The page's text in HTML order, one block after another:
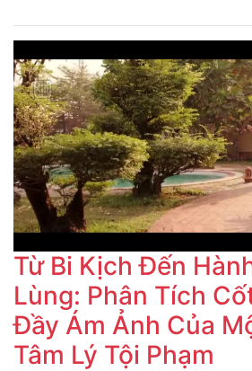
Từ Bi Kịch Đến
Lùng: Phân Tích
Đầy Ám Ảnh Của
Tâm Lý Tội Phạm